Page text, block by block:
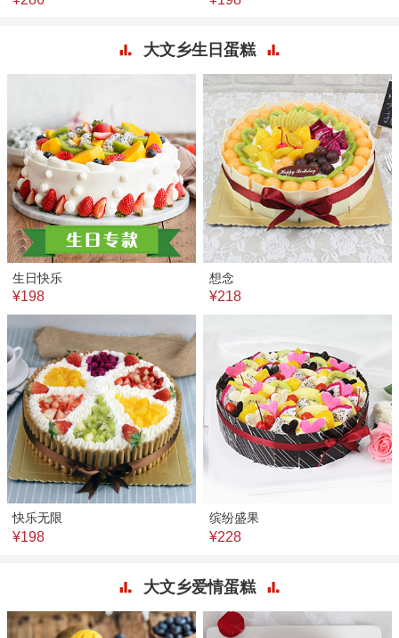
大文乡生日蛋糕
生日快乐
¥198
想念
¥218
快乐无限
¥198
缤纷盛果
¥228
大文乡爱情蛋糕